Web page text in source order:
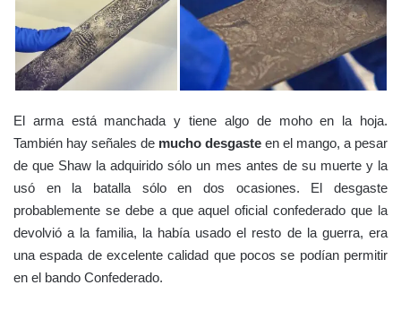
El arma está manchada y tiene algo de moho en la hoja.
También hay señales de mucho desgaste en el mango, a pesar
de que Shaw la adquirido sólo un mes antes de su muerte y la
usó en la batalla sólo en dos ocasiones. El desgaste
probablemente se debe a que aquel oficial confederado que la
devolvió a la familia, la había usado el resto de la guerra, era
una espada de excelente calidad que pocos se podían permitir
en el bando Confederado.